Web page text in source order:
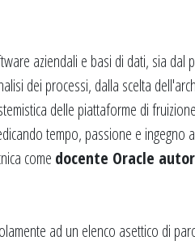
aziendali e basi di dati, sia
dei processi, dalla scelta
delle piattaforme di
tempo, passione e ingegno
come docente Oracle
ad un elenco asettico di